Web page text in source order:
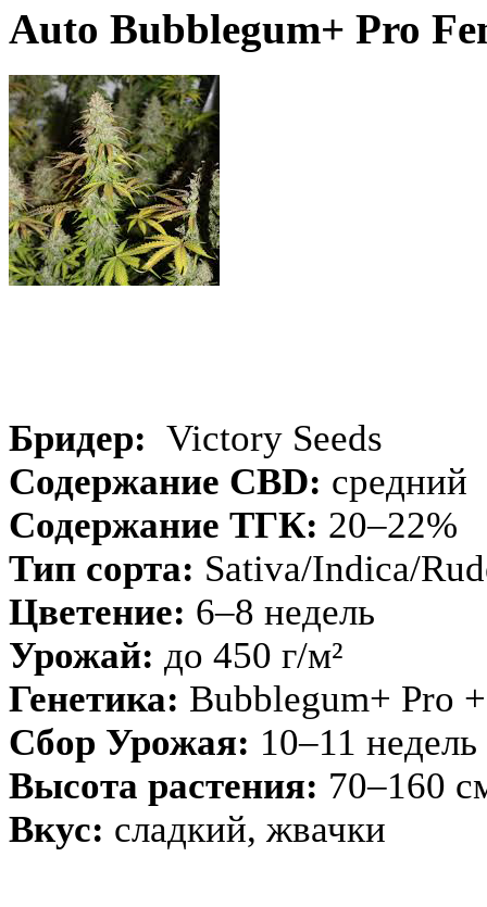
Auto Bubblegum+ Pro
Бридер: Victory Seeds
Содержание CBD: средний
Содержание ТГК: 20–22%
Тип сорта: Sativa/Indica/
Цветение: 6–8 недель
Урожай: до 450 г/м²
Генетика: Bubblegum+ Pro
Сбор Урожая: 10–11 недель
Высота растения: 70–160
Вкус: сладкий, жвачки